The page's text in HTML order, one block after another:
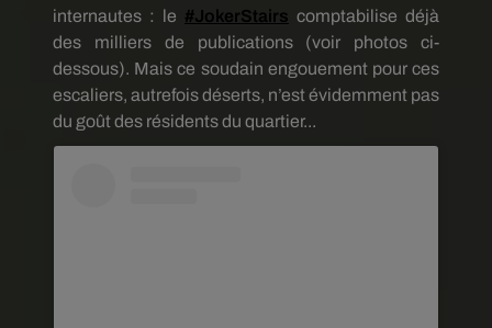
internautes : le #JokerStairs comptabilise déjà
des milliers de publications (voir photos ci-
dessous). Mais ce soudain engouement pour ces
escaliers, autrefois déserts, n’est évidemment pas
du goût des résidents du quartier...